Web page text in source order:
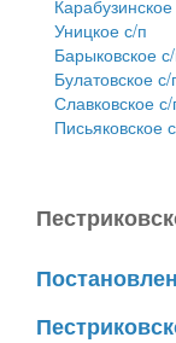
Уницкое с/п
Барыковское
Булатовское с/
Славковское с/
Письяковское